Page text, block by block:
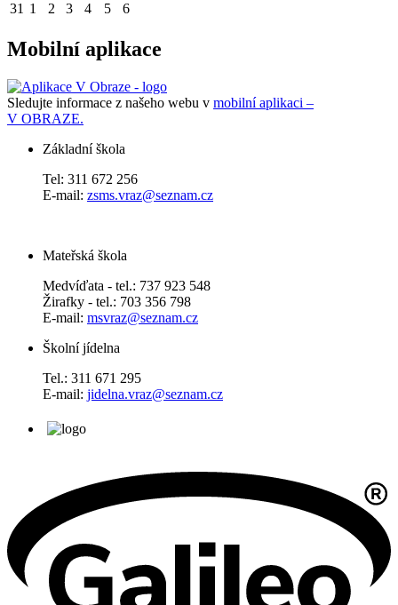
31 1 2 3 4 5 6
Mobilní aplikace
Sledujte informace z našeho webu v mobilní aplikaci –
V OBRAZE.
Základní škola
Tel: 311 672 256
E-mail: zsms.vraz@seznam.cz
Mateřská škola
Medvíďata - tel.: 737 923 548
Žirafky - tel.: 703 356 798
E-mail: msvraz@seznam.cz
Školní jídelna
Tel.: 311 671 295
E-mail: jidelna.vraz@seznam.cz